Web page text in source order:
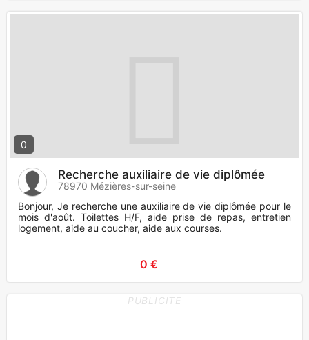
0
Recherche auxiliaire de vie diplômée
78970 Mézières-sur-seine
Bonjour, Je recherche une auxiliaire de vie diplômée pour le
mois d'août. Toilettes H/F, aide prise de repas, entretien
logement, aide au coucher, aide aux courses.
0 €
PUBLICITE